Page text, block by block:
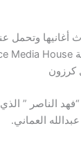
أغانيها وتحمل
كرزون
الناصر ” الذي
العماني.